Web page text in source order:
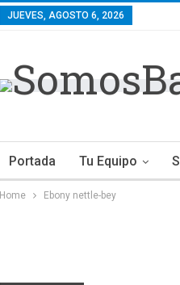
JUEVES, AGOSTO 6, 2026
Portada Tu Equipo
Home Ebony nettle-bey